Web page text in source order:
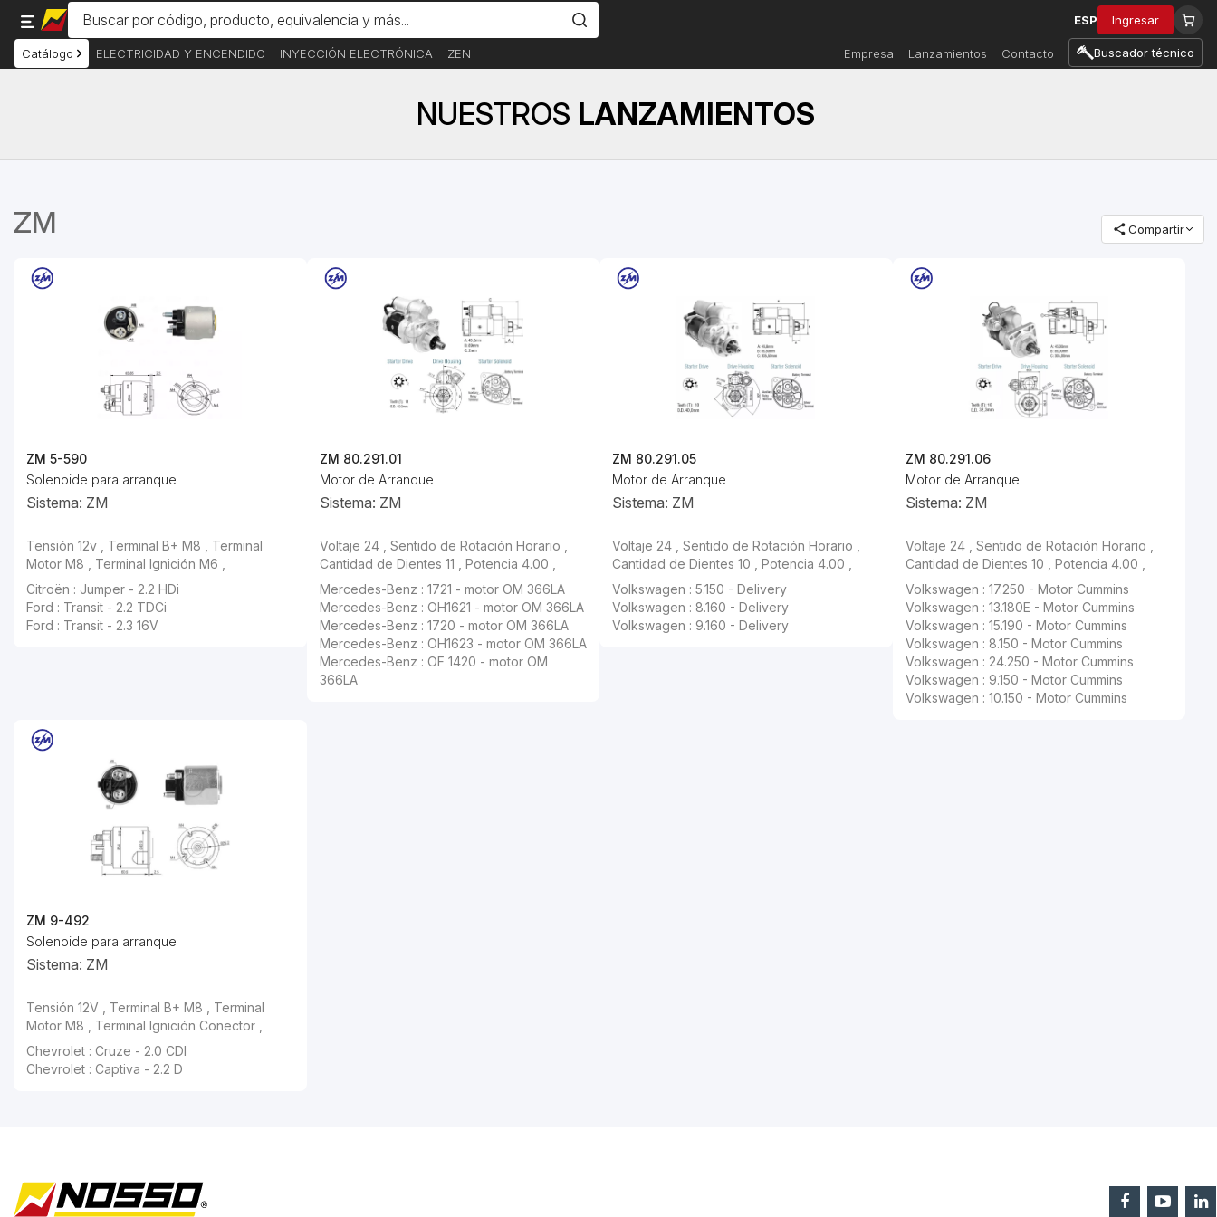
ESP Ingresar
Catálogo ELECTRICIDAD Y ENCENDIDO INYECCIÓN ELECTRÓNICA ZEN Empresa Lanzamientos Contacto Buscador técnico
NUESTROS LANZAMIENTOS
ZM Compartir
ZM 5-590
Solenoide para arranque
Sistema: ZM
Tensión 12v , Terminal B+ M8 , Terminal
Motor M8 , Terminal Ignición M6 ,
Citroën : Jumper - 2.2 HDi
Ford : Transit - 2.2 TDCi
Ford : Transit - 2.3 16V
ZM 80.291.01
Motor de Arranque
Sistema: ZM
Voltaje 24 , Sentido de Rotación Horario ,
Cantidad de Dientes 11 , Potencia 4.00 ,
Mercedes-Benz : 1721 - motor OM 366LA
Mercedes-Benz : OH1621 - motor OM 366LA
Mercedes-Benz : 1720 - motor OM 366LA
Mercedes-Benz : OH1623 - motor OM 366LA
Mercedes-Benz : OF 1420 - motor OM
366LA
ZM 80.291.05
Motor de Arranque
Sistema: ZM
Voltaje 24 , Sentido de Rotación Horario ,
Cantidad de Dientes 10 , Potencia 4.00 ,
Volkswagen : 5.150 - Delivery
Volkswagen : 8.160 - Delivery
Volkswagen : 9.160 - Delivery
ZM 80.291.06
Motor de Arranque
Sistema: ZM
Voltaje 24 , Sentido de Rotación Horario ,
Cantidad de Dientes 10 , Potencia 4.00 ,
Volkswagen : 17.250 - Motor Cummins
Volkswagen : 13.180E - Motor Cummins
Volkswagen : 15.190 - Motor Cummins
Volkswagen : 8.150 - Motor Cummins
Volkswagen : 24.250 - Motor Cummins
Volkswagen : 9.150 - Motor Cummins
Volkswagen : 10.150 - Motor Cummins
ZM 9-492
Solenoide para arranque
Sistema: ZM
Tensión 12V , Terminal B+ M8 , Terminal
Motor M8 , Terminal Ignición Conector ,
Chevrolet : Cruze - 2.0 CDI
Chevrolet : Captiva - 2.2 D